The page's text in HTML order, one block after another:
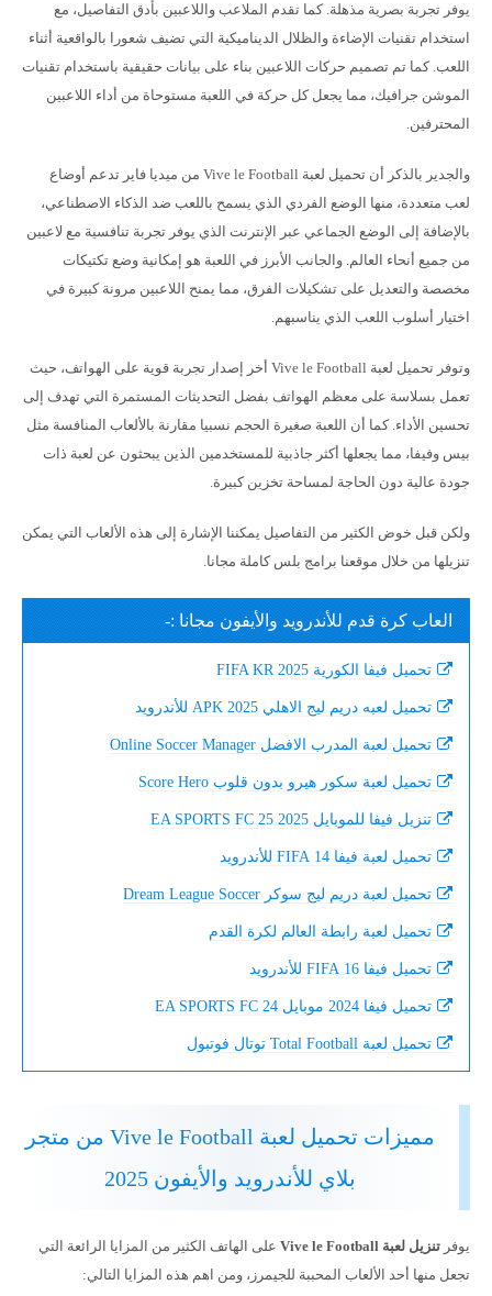
يوفر تجربة بصرية مذهلة. كما تقدم الملاعب واللاعبين بأدق التفاصيل، مع
استخدام تقنيات الإضاءة والظلال الديناميكية التي تضيف شعورا بالواقعية أثناء
اللعب. كما تم تصميم حركات اللاعبين بناء على بيانات حقيقية باستخدام تقنيات
الموشن جرافيك، مما يجعل كل حركة في اللعبة مستوحاة من أداء اللاعبين
المحترفين.
والجدير بالذكر أن تحميل لعبة Vive le Football من ميديا فاير تدعم أوضاع
لعب متعددة، منها الوضع الفردي الذي يسمح باللعب ضد الذكاء الاصطناعي،
بالإضافة إلى الوضع الجماعي عبر الإنترنت الذي يوفر تجربة تنافسية مع لاعبين
من جميع أنحاء العالم. والجانب الأبرز في اللعبة هو إمكانية وضع تكتيكات
مخصصة والتعديل على تشكيلات الفرق، مما يمنح اللاعبين مرونة كبيرة في
اختيار أسلوب اللعب الذي يناسبهم.
وتوفر تحميل لعبة Vive le Football أخر إصدار تجربة قوية على الهواتف، حيث
تعمل بسلاسة على معظم الهواتف بفضل التحديثات المستمرة التي تهدف إلى
تحسين الأداء. كما أن اللعبة صغيرة الحجم نسبيا مقارنة بالألعاب المنافسة مثل
بيس وفيفا، مما يجعلها أكثر جاذبية للمستخدمين الذين يبحثون عن لعبة ذات
جودة عالية دون الحاجة لمساحة تخزين كبيرة.
ولكن قبل خوض الكثير من التفاصيل يمكننا الإشارة إلى هذه الألعاب التي يمكن
تنزيلها من خلال موقعنا برامج بلس كاملة مجانا.
العاب كرة قدم للأندرويد والأيفون مجانا :-
تحميل فيفا الكورية FIFA KR 2025
تحميل لعبه دريم ليج الاهلي 2025 APK للأندرويد
تحميل لعبة المدرب الافضل Online Soccer Manager
تحميل لعبة سكور هيرو بدون قلوب Score Hero
تنزيل فيفا للموبايل 2025 EA SPORTS FC 25
تحميل لعبة فيفا 14 FIFA للأندرويد
تحميل لعبة دريم ليج سوكر Dream League Soccer
تحميل لعبة رابطة العالم لكرة القدم
تحميل فيفا 16 FIFA للأندرويد
تحميل فيفا 2024 موبايل EA SPORTS FC 24
تحميل لعبة Total Football توتال فوتبول
مميزات تحميل لعبة Vive le Football من متجر
بلاي للأندرويد والأيفون 2025
يوفر تنزيل لعبة Vive le Football
على الهاتف الكثير من المزايا الرائعة التي
تجعل منها أحد الألعاب المحببة للجيمرز، ومن اهم هذه المزايا التالي: